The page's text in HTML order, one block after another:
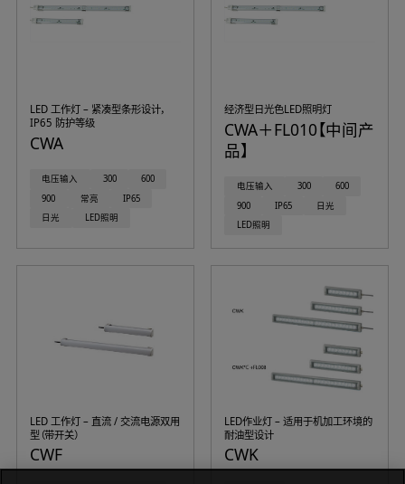
LED 工作灯 – 紧凑型条形设计，
IP65 防护等级
CWA
电压输入 300
600
900
常亮
IP65
日光
LED照明
经济型日光色LED照明灯
CWA＋FL010【中间产
品】
电压输入 300
600
900
IP65
日光
LED照明
LED 工作灯 – 直流 / 交流电源双用
型（带开关）
CWF
LED作业灯 – 适用于机加工环境的
耐油型设计
CWK